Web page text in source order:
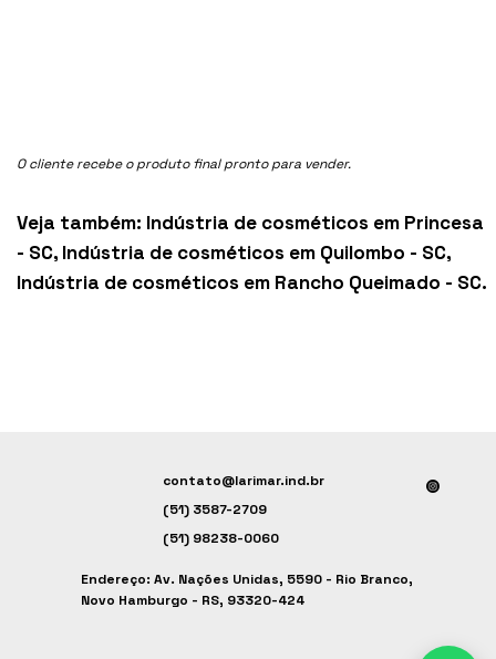
O cliente recebe o produto final pronto para vender.
Veja também: Indústria de cosméticos em Princesa
- SC, Indústria de cosméticos em Quilombo - SC,
Indústria de cosméticos em Rancho Queimado - SC.
contato@larimar.ind.br
(51) 3587-2709
(51) 98238-0060
Endereço: Av. Nações Unidas, 5590 - Rio Branco,
Novo Hamburgo - RS, 93320-424